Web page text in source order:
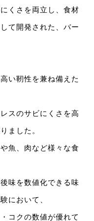
くさを両立し、食材
て開発された、バー
い靭性を兼ね備えた
スのサビにくさを高
ました。
魚、肉など様々な食
味を数値化できる味
において、
コクの数値が優れて